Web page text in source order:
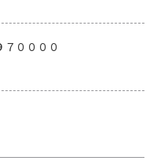
７００００